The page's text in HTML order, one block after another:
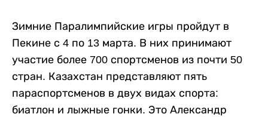
Зимние Паралимпийские игры пройдут в
Пекине с 4 по 13 марта. В них принимают
участие более 700 спортсменов из почти 50
стран. Казахстан представляют пять
параспортсменов в двух видах спорта:
биатлон и лыжные гонки. Это Александр